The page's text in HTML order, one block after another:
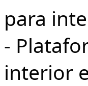
para
-
interior